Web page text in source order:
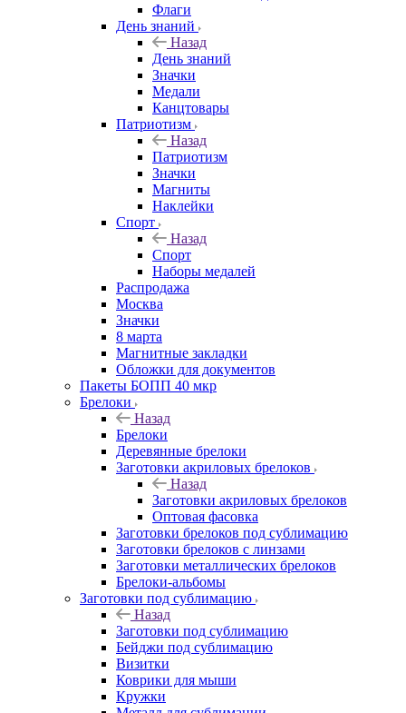
Флаги
День знаний
Назад
День знаний
Значки
Медали
Канцтовары
Патриотизм
Назад
Патриотизм
Значки
Магниты
Наклейки
Спорт
Назад
Спорт
Наборы медалей
Распродажа
Москва
Значки
8 марта
Магнитные закладки
Обложки для документов
Пакеты БОПП 40 мкр
Брелоки
Назад
Брелоки
Деревянные брелоки
Заготовки акриловых брелоков
Назад
Заготовки акриловых брелоков
Оптовая фасовка
Заготовки брелоков под сублимацию
Заготовки брелоков с линзами
Заготовки металлических брелоков
Брелоки-альбомы
Заготовки под сублимацию
Назад
Заготовки под сублимацию
Бейджи под сублимацию
Визитки
Коврики для мыши
Кружки